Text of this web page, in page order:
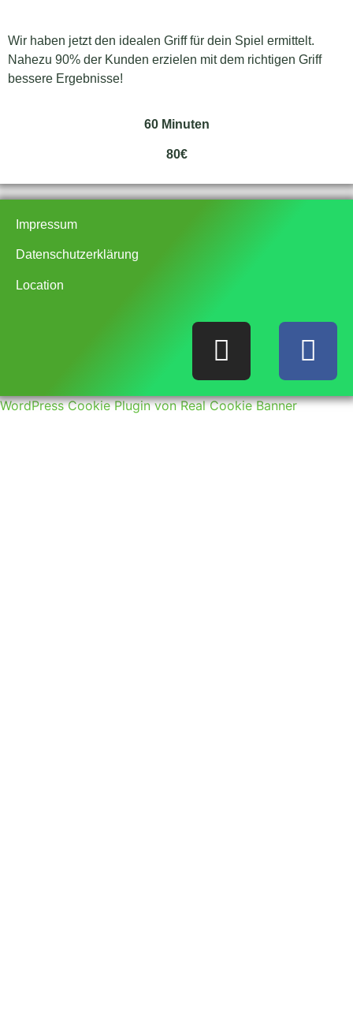
Wir haben jetzt den idealen Griff für dein Spiel ermittelt.
Nahezu 90% der Kunden erzielen mit dem richtigen Griff
bessere Ergebnisse!
60 Minuten
80€
Impressum
Datenschutzerklärung
Location
WordPress Cookie Plugin von Real Cookie Banner